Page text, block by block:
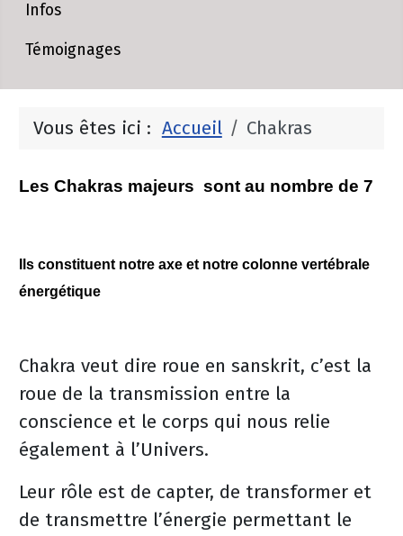
Infos
Témoignages
Vous êtes ici : Accueil Chakras
Les Chakras majeurs sont au nombre de 7
Ils constituent notre axe et notre colonne vertébrale
énergétique
Chakra veut dire roue en sanskrit, c’est la
roue de la transmission entre la
conscience et le corps qui nous relie
également à l’Univers.
Leur rôle est de capter, de transformer et
de transmettre l’énergie permettant le